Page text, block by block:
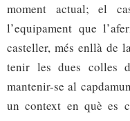
moment actual; el
l’equipament que
casteller, més enllà de
tenir les dues colles
mantenir-se al
un context en què es